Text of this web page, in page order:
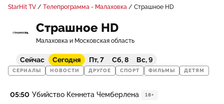
StarHit TV Телепрограмма - Малаховка Страшное HD
Страшное HD
Малаховка и Московская область
Сейчас Сегодня Пт, 7 Сб, 8 Вс, 9
СЕРИАЛЫ НОВОСТИ ДРУГОЕ СПОРТ ФИЛЬМЫ ДЕТЯМ
05:50 Убийство Кеннета Чемберлена 18+